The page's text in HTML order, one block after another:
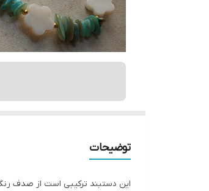
توضیحات
این دستبند ترکیبی است از صدف